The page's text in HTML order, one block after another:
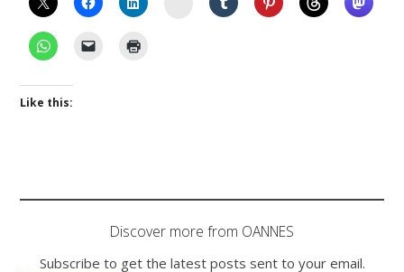
Like this:
Discover more from OANNES
Subscribe to get the latest posts sent to your email.